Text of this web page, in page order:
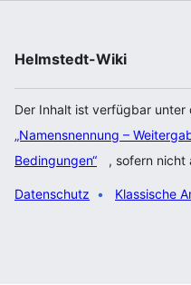
Helmstedt-Wiki
Der Inhalt ist verfügbar unter
„Namensnennung –
Bedingungen“
, sofern nicht
Datenschutz Klassische